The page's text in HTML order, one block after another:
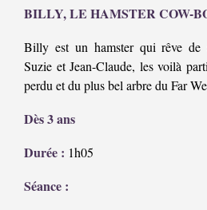
BILLY, LE HAMSTER COW-
Billy est un hamster qui rêve
Suzie et Jean-Claude, les voilà
perdu et du plus bel arbre du Far
Dès 3 ans
Durée : 1h05
Séance :